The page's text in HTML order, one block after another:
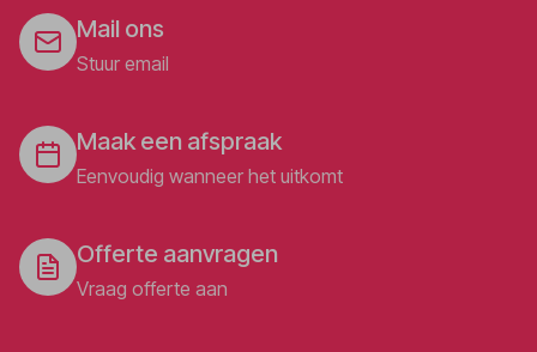
Mail ons
Stuur email
Maak een afspraak
Eenvoudig wanneer het uitkomt
Offerte aanvragen
Vraag offerte aan